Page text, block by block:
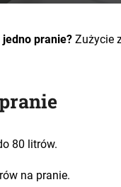
pranie? Zużycie
80 litrów.
na pranie.